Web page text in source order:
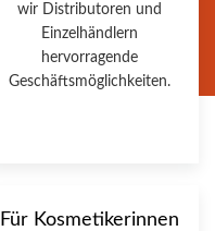
wir Distributoren und
Einzelhändlern
hervorragende
Geschäftsmöglichkeiten.
Für Kosmetikerinnen